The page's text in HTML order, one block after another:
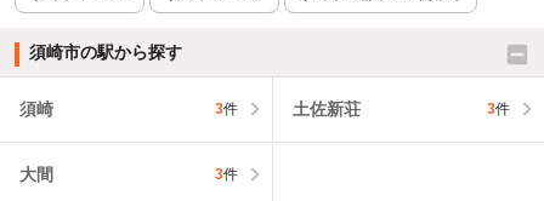
須崎市の駅から探す
須崎 3件 土佐新荘 3件
大間 3件